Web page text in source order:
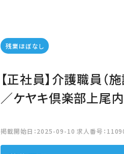
残業ほぼなし
【正社員】介護職員（
／ケヤキ倶楽部上尾内
掲載開始日：2025-09-10 求人番号：